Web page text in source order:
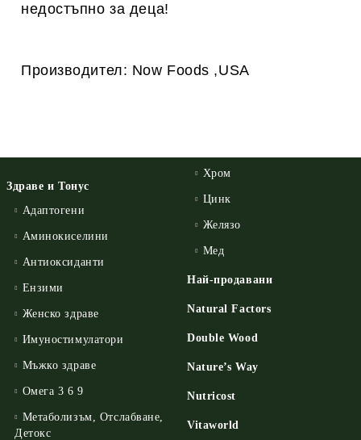
недостъпно за деца!
Производител: Now Foods ,USA
Здраве и Тонус
Адаптогени
Аминокиселини
Антиоксиданти
Ензими
Женско здраве
Имуностимулатори
Мъжко здраве
Омега 3 6 9
Метаболизъм, Отслабване,
Детокс
Хром
Цинк
Желязо
Мед
Най-продавани
Natural Factors
Double Wood
Nature’s Way
Nutricost
Vitaworld